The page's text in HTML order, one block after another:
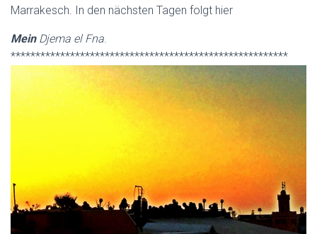
Marrakesch. In den nächsten Tagen folgt hier
MeinDjema el Fna.
********************************************************